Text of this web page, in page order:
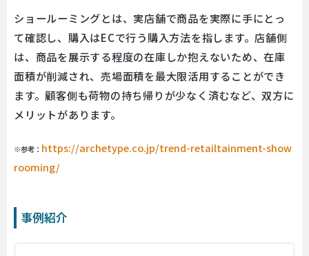
ショールーミングとは、実店舗で商品を実際に手にとっ
て確認し、購入はECで行う購入方法を指します。店舗側
は、商品を展示する程度の在庫しか抱えないため、在庫
面積が削減され、売場面積を最大限活用することができ
ます。顧客側も荷物の持ち帰りが少なく済むなど、双方に
メリットがあります。
※参考： https://archetype.co.jp/trend-retailtainment-show
rooming/
事例紹介